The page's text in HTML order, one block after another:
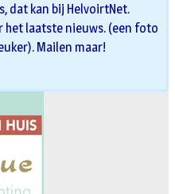
dat kan bij HelvoirtNet.
het laatste nieuws. (een foto
Mailen maar!